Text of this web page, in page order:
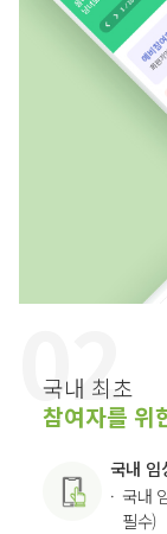
국내 최초
참여자를 위
국내 임
국내
필수)